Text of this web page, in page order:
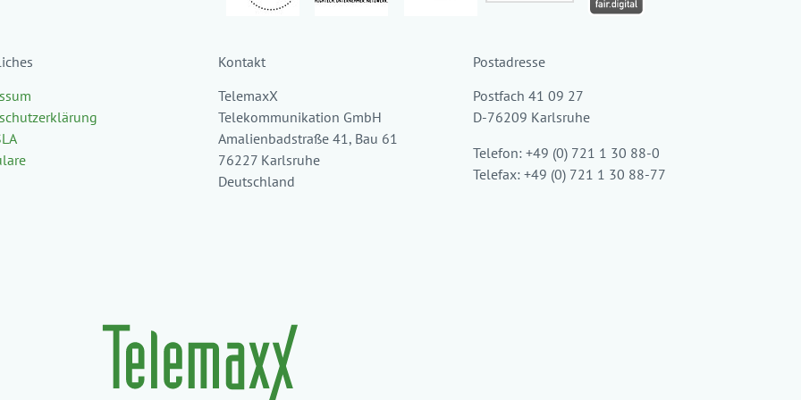
Kontakt
TelemaxX
Telekommunikation GmbH
Amalienbadstraße 41, Bau 61
76227 Karlsruhe
Deutschland
Postadresse
Postfach 41 09 27
D-76209 Karlsruhe
Telefon: +49 (0) 721 1 30 88-0
Telefax: +49 (0) 721 1 30 88-77